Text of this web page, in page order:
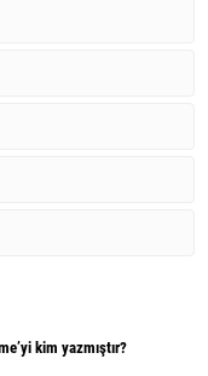
kim yazmıştır?